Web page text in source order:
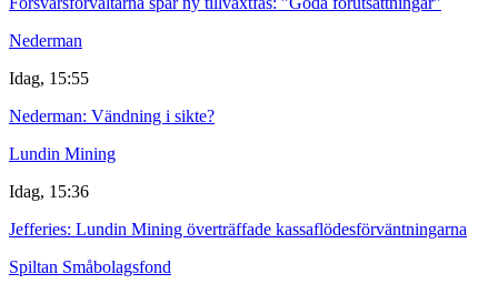
Nederman
Idag, 15:55
Nederman: Vändning i sikte?
Lundin Mining
Idag, 15:36
Jefferies: Lundin Mining överträffade kassaflödesförväntningarna
Spiltan Småbolagsfond